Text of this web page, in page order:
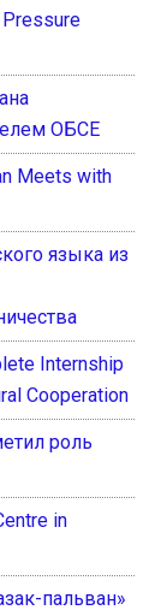
ОБСЕ
Meets with
языка из
Internship
Cooperation
роль
in
пальван»